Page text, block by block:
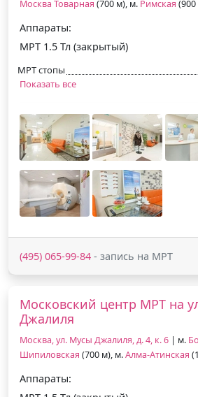
Москва Товарная (700 м), м. Римская
Аппараты:
МРТ 1.5 Тл (закрытый)
МРТ стопы
Показать все
(495) 065-99-84 - запись на МРТ
Московский центр МРТ на
Джалиля
Москва, ул. Мусы Джалиля, д. 4, к. 6 | м.
Шипиловская (700 м), м.Алма-Атинская
Аппараты: